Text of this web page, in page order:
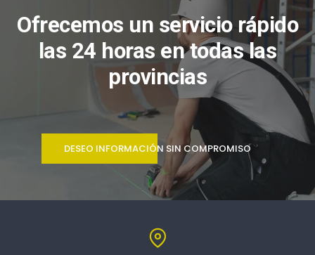
Ofrecemos un servicio rápido
las 24 horas en todas las
provincias
DESEO INFORMACIÓN SIN COMPROMISO